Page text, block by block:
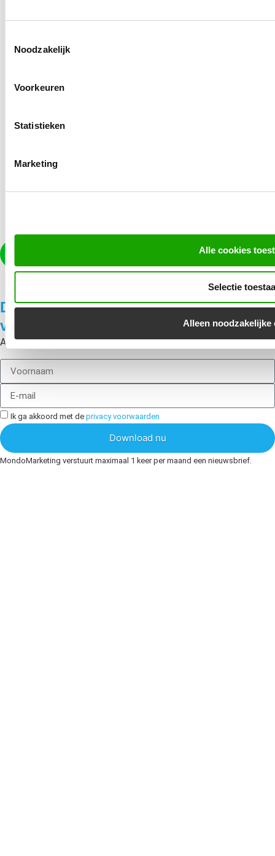
Noodzakelijk
Voorkeuren
Statistieken
Marketing
Alle cookies
Selectie
Alleen noodzakelijke
Expertises
Blog
Bel ons
info@mondomarketing.nl
Download nu gratis ons Groeiplan
voor online succes!
Al meer dan 250 keer aangevraagd.
Ik ga akkoord met de privacy voorwaarden
Download nu
MondoMarketing verstuurt maximaal 1 keer per maand een nieuwsbrief.